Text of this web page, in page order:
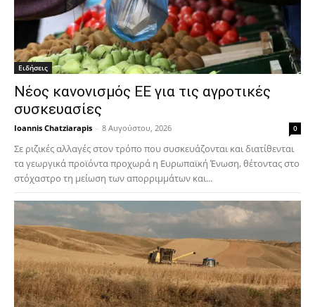
Ειδήσεις
Νέος κανονισμός ΕΕ για τις αγροτικές
συσκευασίες
Ioannis Chatziarapis - 8 Αυγούστου, 2026 0
Σε ριζικές αλλαγές στον τρόπο που συσκευάζονται και διατίθενται
τα γεωργικά προϊόντα προχωρά η Ευρωπαϊκή Ένωση, θέτοντας στο
στόχαστρο τη μείωση των απορριμμάτων και...